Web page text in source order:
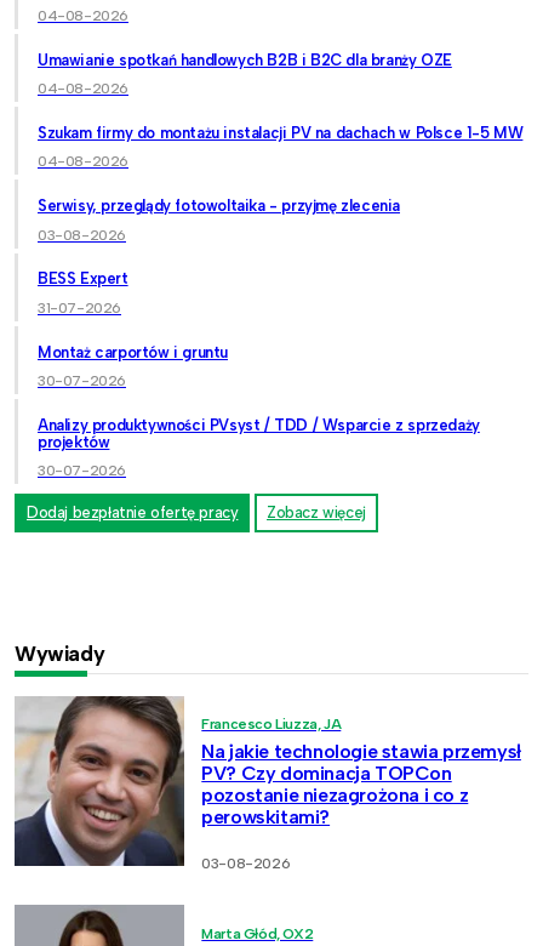
04-08-2026
Umawianie spotkań handlowych B2B i B2C dla branży OZE
04-08-2026
Szukam firmy do montażu instalacji PV na dachach w Polsce 1-5 MW
04-08-2026
Serwisy, przeglądy fotowoltaika - przyjmę zlecenia
03-08-2026
BESS Expert
31-07-2026
Montaż carportów i gruntu
30-07-2026
Analizy produktywności PVsyst / TDD / Wsparcie z sprzedaży
projektów
30-07-2026
Dodaj bezpłatnie ofertę pracy Zobacz więcej
Wywiady
Francesco Liuzza, JA
Na jakie technologie stawia przemysł
PV? Czy dominacja TOPCon
pozostanie niezagrożona i co z
perowskitami?
03-08-2026
Marta Głód, OX2